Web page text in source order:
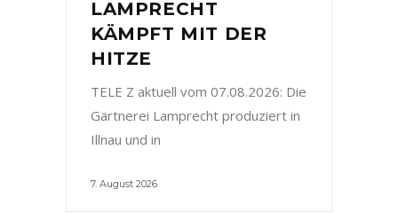
LAMPRECHT
KÄMPFT MIT DER
HITZE
TELE Z aktuell vom 07.08.2026: Die
Gärtnerei Lamprecht produziert in
Illnau und in
7. August 2026